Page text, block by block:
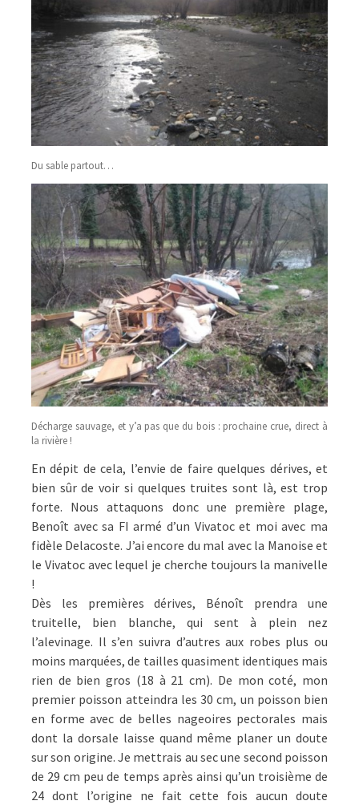
Du sable partout…
Décharge sauvage, et y’a pas que du bois : prochaine crue, direct à
la rivière !
En dépit de cela, l’envie de faire quelques dérives, et
bien sûr de voir si quelques truites sont là, est trop
forte. Nous attaquons donc une première plage,
Benoît avec sa FI armé d’un Vivatoc et moi avec ma
fidèle Delacoste. J’ai encore du mal avec la Manoise et
le Vivatoc avec lequel je cherche toujours la manivelle
!
Dès les premières dérives, Bénoît prendra une
truitelle, bien blanche, qui sent à plein nez
l’alevinage. Il s’en suivra d’autres aux robes plus ou
moins marquées, de tailles quasiment identiques mais
rien de bien gros (18 à 21 cm). De mon coté, mon
premier poisson atteindra les 30 cm, un poisson bien
en forme avec de belles nageoires pectorales mais
dont la dorsale laisse quand même planer un doute
sur son origine. Je mettrais au sec une second poisson
de 29 cm peu de temps après ainsi qu’un troisième de
24 dont l’origine ne fait cette fois aucun doute